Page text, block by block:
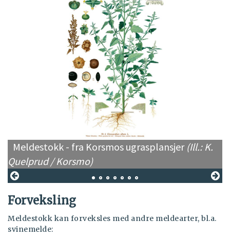
Meldestokk - fra Korsmos ugrasplansjer (Ill.: K.
Quelprud / Korsmo)
Forveksling
Meldestokk kan forveksles med andre meldearter, bl.a.
svinemelde: